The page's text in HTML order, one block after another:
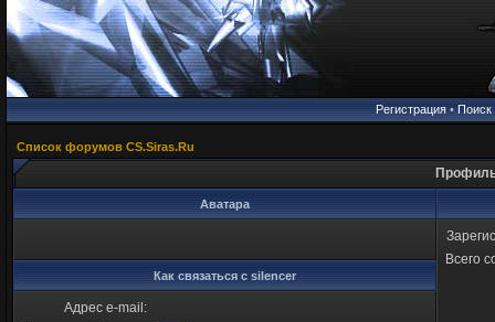
Регистрация• Поиск
Список форумов CS.Siras.Ru
Аватара
Всего
Как связаться с silencer
Адрес e-mail: